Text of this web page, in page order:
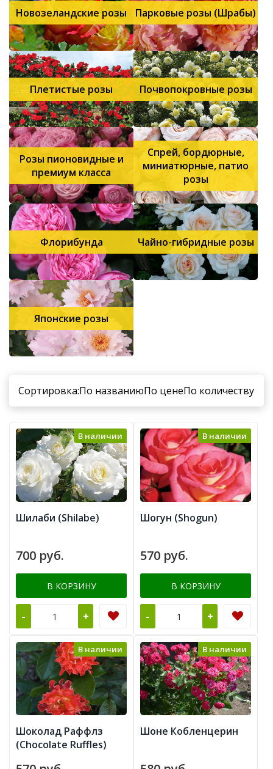
Новозеландские розы Парковые розы (Шрабы)
Плетистые розы Почвопокровные розы
Розы пионовидные и
премиум класса
Спрей, бордюрные,
миниатюрные, патио
розы
Флорибунда Чайно-гибридные розы
Японские розы
Сортировка:По названиюПо ценеПо количеству
В наличии
Шилаби (Shilabe)
700 руб.
В КОРЗИНУ
- +
В наличии
Шогун (Shogun)
570 руб.
В КОРЗИНУ
- +
В наличии
Шоколад Раффлз
(Chocolate Ruffles)
В наличии
Шоне Кобленцерин